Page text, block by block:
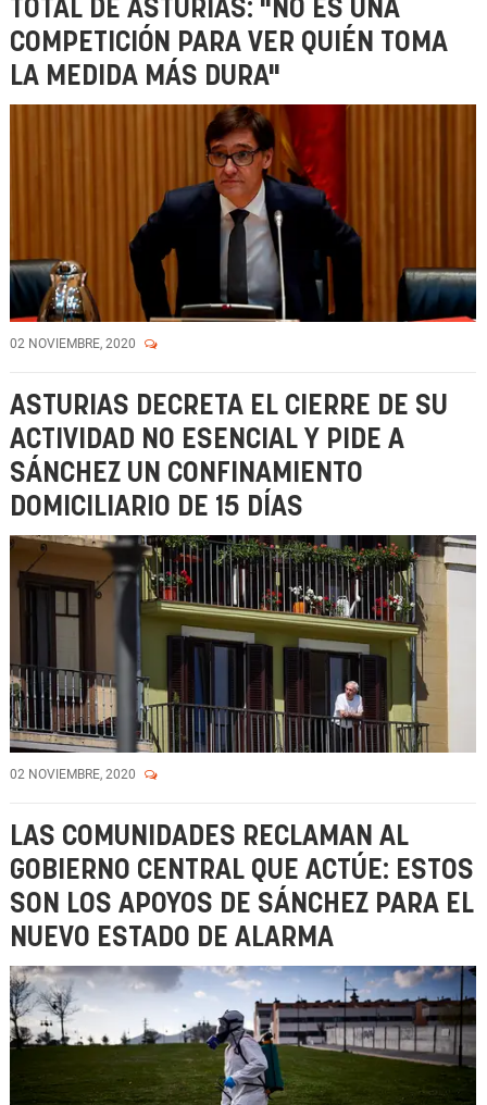
TOTAL DE ASTURIAS: "NO ES UNA
COMPETICIÓN PARA VER QUIÉN TOMA
LA MEDIDA MÁS DURA"
02 NOVIEMBRE, 2020
ASTURIAS DECRETA EL CIERRE DE SU
ACTIVIDAD NO ESENCIAL Y PIDE A
SÁNCHEZ UN CONFINAMIENTO
DOMICILIARIO DE 15 DÍAS
02 NOVIEMBRE, 2020
LAS COMUNIDADES RECLAMAN AL
GOBIERNO CENTRAL QUE ACTÚE: ESTOS
SON LOS APOYOS DE SÁNCHEZ PARA EL
NUEVO ESTADO DE ALARMA